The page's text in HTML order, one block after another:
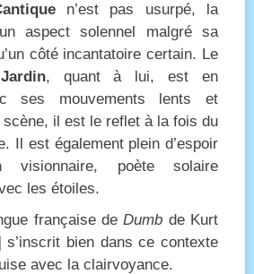
n’est pas usurpé, la
aspect solennel malgré sa
côté incantatoire certain. Le
, quant à lui, est en
ses mouvements lents et
il est le reflet à la fois du
Il est également plein d’espoir
visionnaire, poète solaire
les étoiles.
française deDumb de Kurt
s’inscrit bien dans ce contexte
avec la clairvoyance.